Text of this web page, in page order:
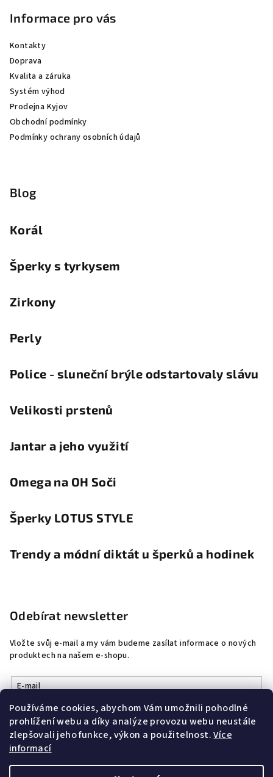
Používáme cookies, abychom Vám umožnili pohodlné
prohlížení webu a díky analýze provozu webu neustále
zlepšovali jeho funkce, výkon a použitelnost.Více
informací
Informace pro vás
Kontakty
Doprava
Kvalita a záruka
Systém výhod
Prodejna Kyjov
Obchodní podmínky
Podmínky ochrany osobních údajů
Blog
Korál
Šperky s tyrkysem
Zirkony
Perly
Police - sluneční brýle odstartovaly slávu
Velikosti prstenů
Jantar a jeho využití
Omega na OH Soči
Šperky LOTUS STYLE
Trendy a módní diktát u šperků a hodinek
Odebírat newsletter
Vložte svůj e-mail a my vám budeme zasílat informace o nových
produktech na našem e-shopu.
E-mail
Vložením e-mailu souhlasíte spodmínkami ochrany osobních
údajů
Přihlásit se